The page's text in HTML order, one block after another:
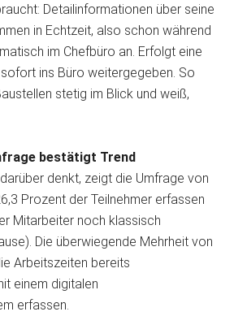
Detailinformationen über seine
in Echtzeit, also schon während
im Chefbüro an. Erfolgt eine
ins Büro weitergegeben. So
stetig im Blick und weiß,
bestätigt Trend
denkt, zeigt die Umfrage von
Prozent der Teilnehmer erfassen
Mitarbeiter noch klassisch
Die überwiegende Mehrheit von
Arbeitszeiten bereits
einem digitalen
erfassen.